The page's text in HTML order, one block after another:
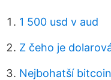
1 500 usd v aud
Z čeho je
Nejbohatší